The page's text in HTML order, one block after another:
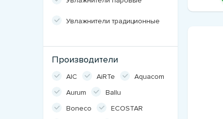
Увлажнители традиционные
Производители
AIC AiRTe
Aquacom
Aurum
Ballu
Boneco
ECOSTAR